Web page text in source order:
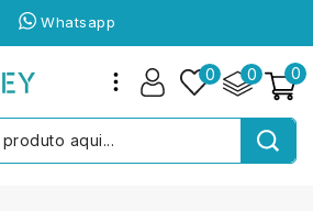
Whatsapp
0
0
0